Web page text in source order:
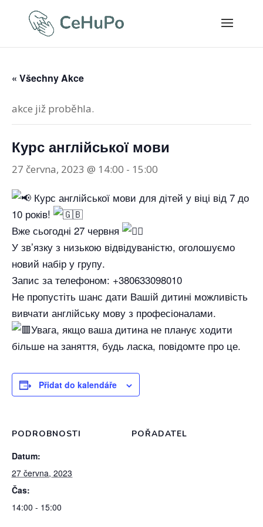
« Všechny Akce
akce již proběhla.
Курс англійської мови
27 června, 2023 @ 14:00 - 15:00
Курс англійської мови для дітей у віці від 7 до
10 років!
Вже сьогодні 27 червня
У звʼязку з низькою відвідуваністю, оголошуємо
новий набір у групу.
Запис за телефоном: +380633098010
Не пропустіть шанс дати Вашій дитині можливість
вивчати англійську мову з професіоналами.
Увага, якщо ваша дитина не планує ходити
більше на заняття, будь ласка, повідомте про це.
Přidat do kalendáře
PODROBNOSTI
Datum:
27 června, 2023
Čas:
14:00 - 15:00
POŘADATEL